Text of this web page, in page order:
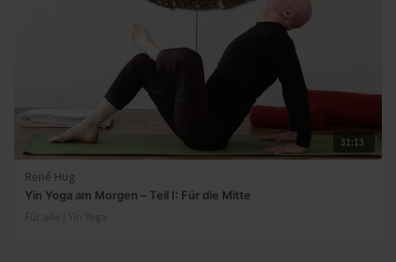
31:13
René Hug
Yin Yoga am Morgen – Teil I: Für die Mitte
Für alle | Yin Yoga